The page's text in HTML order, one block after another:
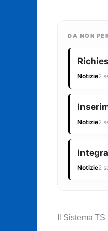
DA NON
Notizie2
Notizie2
Notizie2
Il Sistema